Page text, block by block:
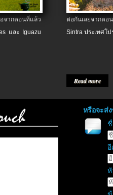
จากตอนที่แล้ว
และ Iguazu
ต่อกันเลยจากต
Sintra ประเทศโป
Read more
หรือจะส่
อี
หั